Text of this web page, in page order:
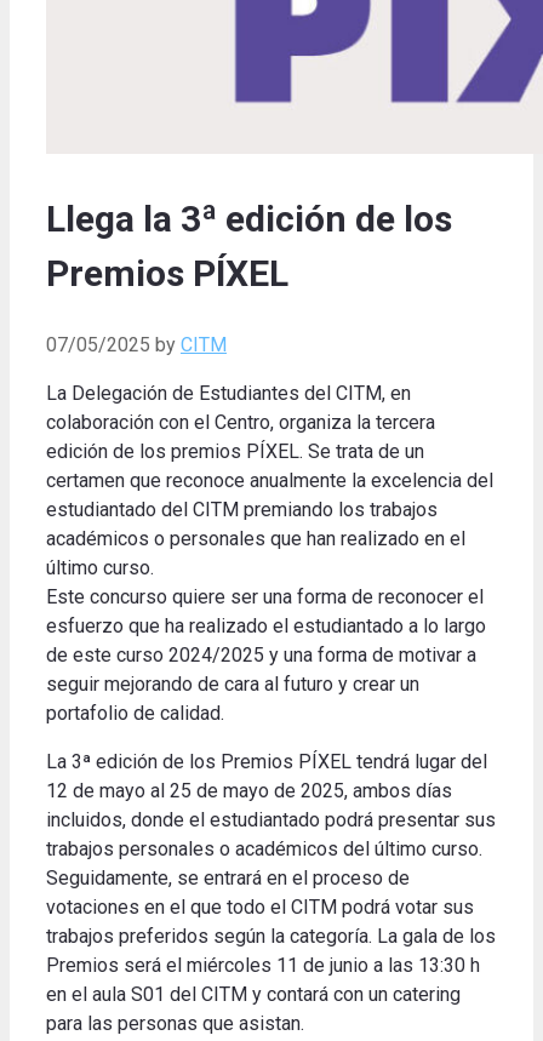
Llega la 3ª edición de los
Premios PÍXEL
07/05/2025 by CITM
La Delegación de Estudiantes del CITM, en
colaboración con el Centro, organiza la tercera
edición de los premios PÍXEL. Se trata de un
certamen que reconoce anualmente la excelencia del
estudiantado del CITM premiando los trabajos
académicos o personales que han realizado en el
último curso.
Este concurso quiere ser una forma de reconocer el
esfuerzo que ha realizado el estudiantado a lo largo
de este curso 2024/2025 y una forma de motivar a
seguir mejorando de cara al futuro y crear un
portafolio de calidad.
La 3ª edición de los Premios PÍXEL tendrá lugar del
12 de mayo al 25 de mayo de 2025, ambos días
incluidos, donde el estudiantado podrá presentar sus
trabajos personales o académicos del último curso.
Seguidamente, se entrará en el proceso de
votaciones en el que todo el CITM podrá votar sus
trabajos preferidos según la categoría. La gala de los
Premios será el miércoles 11 de junio a las 13:30 h
en el aula S01 del CITM y contará con un catering
para las personas que asistan.